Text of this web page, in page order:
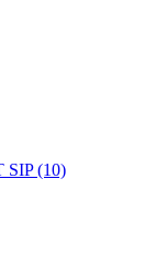
SIP(10)